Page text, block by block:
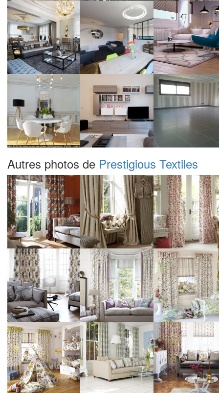
Autres photos de Prestigious Textiles